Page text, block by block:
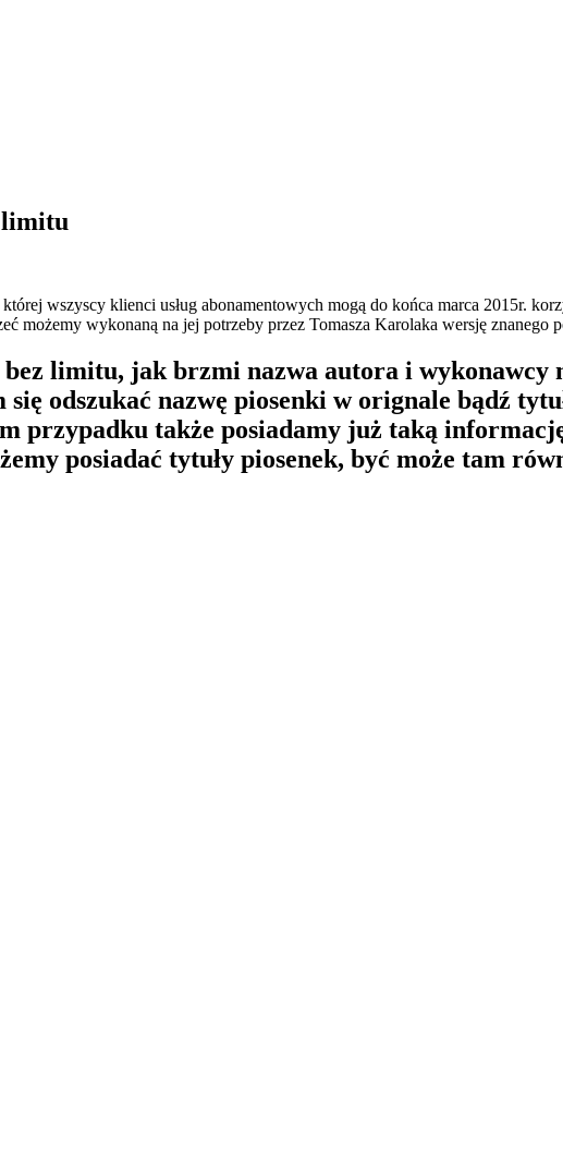
limitu
wszyscy klienci usług abonamentowych mogą do końca marca 2015r.
możemy wykonaną na jej potrzeby przez Tomasza Karolaka wersję znanego
limitu, jak brzmi nazwa autora i
odszukać nazwę piosenki w orignale bądź
przypadku także posiadamy już taką
posiadać tytuły piosenek, być może tam